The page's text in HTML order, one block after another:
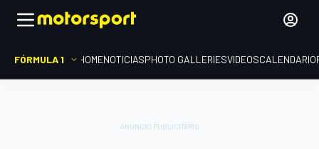
FÓRMULA 1 HOMENOTICIASPHOTO GALLERIESVIDEOSCALENDARIO